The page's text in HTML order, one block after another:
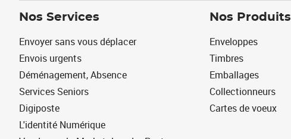
Nos Services
Envoyer sans vous déplacer
Envois urgents
Déménagement, Absence
Services Seniors
Digiposte
L'identité Numérique
Nos Produits
Enveloppes
Timbres
Emballages
Collectionneurs
Cartes de voeux